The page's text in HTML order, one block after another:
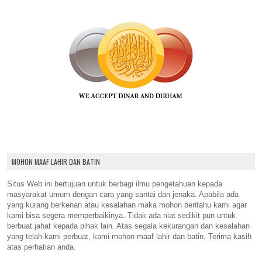
MOHON MAAF LAHIR DAN BATIN
Situs Web ini bertujuan untuk berbagi ilmu pengetahuan kepada
masyarakat umum dengan cara yang santai dan jenaka. Apabila ada
yang kurang berkenan atau kesalahan maka mohon beritahu kami agar
kami bisa segera memperbaikinya. Tidak ada niat sedikit pun untuk
berbuat jahat kepada pihak lain. Atas segala kekurangan dan kesalahan
yang telah kami perbuat, kami mohon maaf lahir dan batin. Terima kasih
atas perhatian anda.